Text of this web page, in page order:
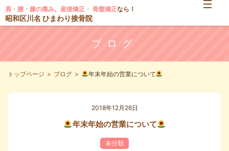
肩・腰・膝の痛み、 産後矯正・ 骨盤矯正なら！
昭和区川名 ひまわり接骨院
ブログ
トップページ ブログ 年末年始の営業について
2018年12月26日
年末年始の営業について
未分類